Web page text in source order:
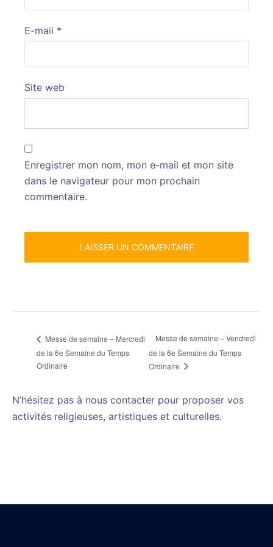
E-mail *
Site web
Enregistrer mon nom, mon e-mail et mon site
dans le navigateur pour mon prochain
commentaire.
Messe de semaine – Mercredi
de la 6e Semaine du Temps
Ordinaire
Messe de semaine – Vendredi
de la 6e Semaine du Temps
Ordinaire
N’hésitez pas à nous contacter pour proposer vos
activités religieuses, artistiques et culturelles.